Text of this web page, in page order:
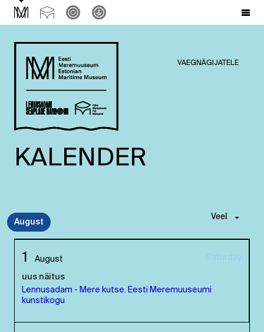
VAEGNÄGIJATELE
KALENDER
August
Veel
1 August Saturday
uus näitus
Lennusadam - Mere kutse. Eesti Meremuuseumi
kunstikogu